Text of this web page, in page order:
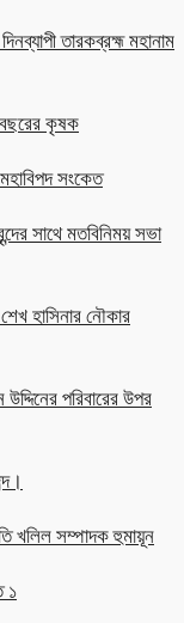
তারকব্রহ্ম মহানাম
বছরের কৃষক
সংকেত
সাথে মতবিনিময় সভা
হাসিনার নৌকার
পরিবারের উপর
খলিল সম্পাদক হুমায়ূন
১